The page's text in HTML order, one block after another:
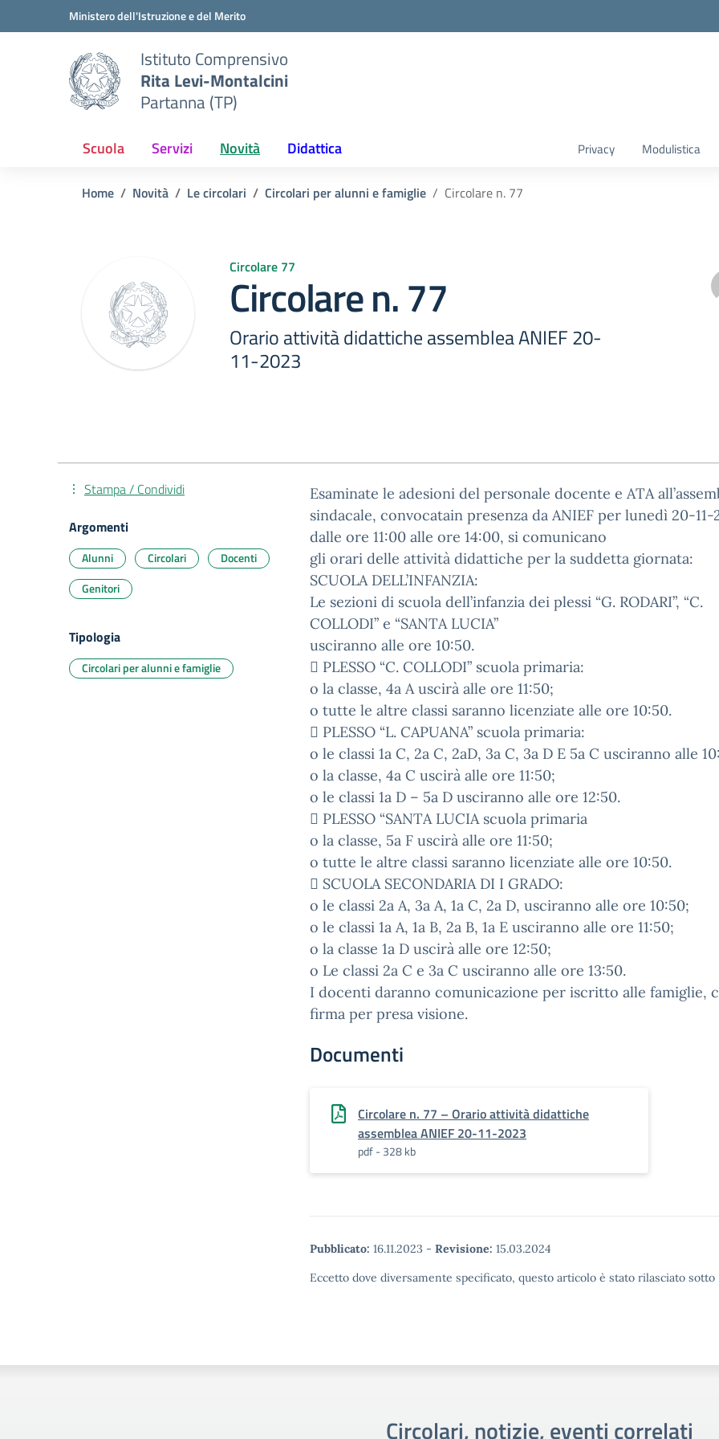
Vai ai contenuti
Vai al menu di navigazioneMinistero dell'Istruzione e del Merito
Istituto Comprensivo
Rita Levi-Montalcini
Partanna (TP)
Scuola Servizi Novità Didattica Privacy Modulistica
Home Novità Le circolari Circolari per alunni e famiglie Circolare n. 77
Circolare 77
Circolare n. 77
Orario attività didattiche assemblea ANIEF 20-
11-2023
Esaminate le adesioni del personale docente e ATA
sindacale, convocatain presenza da ANIEF per lunedì 20-11-
dalle ore 11:00 alle ore 14:00, si comunicano
gli orari delle attività didattiche per la suddetta giornata:
SCUOLA DELL’INFANZIA:
Le sezioni di scuola dell’infanzia dei plessi “G. RODARI”, “C.
COLLODI” e “SANTA LUCIA”
usciranno alle ore 10:50.
 PLESSO “C. COLLODI” scuola primaria:
o la classe, 4a A uscirà alle ore 11:50;
o tutte le altre classi saranno licenziate alle ore 10:50.
 PLESSO “L. CAPUANA” scuola primaria:
o le classi 1a C, 2a C, 2aD, 3a C, 3a D E 5a C usciranno alle
o la classe, 4a C uscirà alle ore 11:50;
o le classi 1a D – 5a D usciranno alle ore 12:50.
 PLESSO “SANTA LUCIA scuola primaria
o la classe, 5a F uscirà alle ore 11:50;
o tutte le altre classi saranno licenziate alle ore 10:50.
 SCUOLA SECONDARIA DI I GRADO:
o le classi 2a A, 3a A, 1a C, 2a D, usciranno alle ore 10:50;
o le classi 1a A, 1a B, 2a B, 1a E usciranno alle ore 11:50;
o la classe 1a D uscirà alle ore 12:50;
o Le classi 2a C e 3a C usciranno alle ore 13:50.
I docenti daranno comunicazione per iscritto alle famiglie,
firma per presa visione.
Documenti
Circolare n. 77 – Orario attività didattiche
assemblea ANIEF 20-11-2023
pdf - 328 kb
Pubblicato: 16.11.2023 - Revisione: 15.03.2024
Eccetto dove diversamente specificato, questo articolo è stato rilasciato
Stampa / Condividi
Argomenti
Alunni Circolari
Docenti
Genitori
Tipologia
Circolari per alunni e famiglie
Circolari, notizie, eventi correlati